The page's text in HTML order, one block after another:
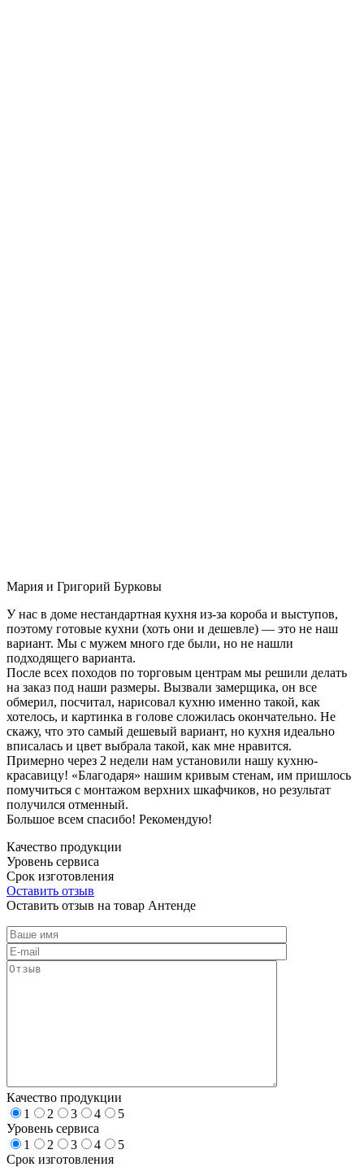
Мария и Григорий Бурковы
У нас в доме нестандартная кухня из-за короба и выступов,
поэтому готовые кухни (хоть они и дешевле) — это не наш
вариант. Мы с мужем много где были, но не нашли
подходящего варианта.
После всех походов по торговым центрам мы решили делать
на заказ под наши размеры. Вызвали замерщика, он все
обмерил, посчитал, нарисовал кухню именно такой, как
хотелось, и картинка в голове сложилась окончательно. Не
скажу, что это самый дешевый вариант, но кухня идеально
вписалась и цвет выбрала такой, как мне нравится.
Примерно через 2 недели нам установили нашу кухню-
красавицу! «Благодаря» нашим кривым стенам, им пришлось
помучиться с монтажом верхних шкафчиков, но результат
получился отменный.
Большое всем спасибо! Рекомендую!
Качество продукции
Уровень сервиса
Срок изготовления
Оставить отзыв
Оставить отзыв на товар Антенде
Качество продукции
1
2 3 4
5
Уровень сервиса
1
2 3 4
5
Срок изготовления